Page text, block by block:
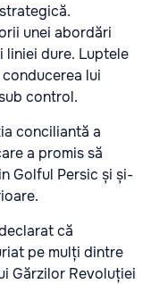
unei abordări
liniei dure. Luptele
lui
control.
conciliantă a
a promis să
Golful Persic și și-
că
pe mulți dintre
Gărzilor Revoluției